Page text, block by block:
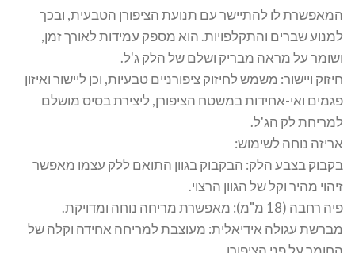
המאפשרת לו להתיישר עם תנועת הציפורן הטבעית, ובכך
למנוע שברים והתקלפויות. הוא מספק עמידות לאורך זמן,
ושומר על מראה מבריק ושלם של הלק ג'ל.
חיזוק ויישור: משמש לחיזוק ציפורניים טבעיות, וכן ליישור ואיזון
פגמים ואי-אחידות במשטח הציפורן, ליצירת בסיס מושלם
למריחת לק הג'ל.
אריזה נוחה לשימוש:
בקבוק בצבע הלק: הבקבוק בגוון התואם ללק עצמו מאפשר
זיהוי מהיר וקל של הגוון הרצוי.
פיה רחבה (18 מ"מ): מאפשרת מריחה נוחה ומדויקת.
מברשת עגולה אידיאלית: מעוצבת למריחה אחידה וקלה של